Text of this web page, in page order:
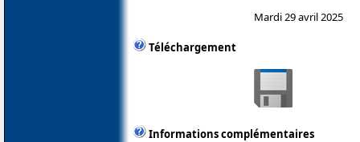
Mardi 29 avril 2025
Téléchargement
Informations complémentaires